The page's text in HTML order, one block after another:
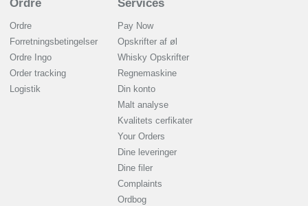
Ordre
Ordre
Forretningsbetingelser
Ordre Ingo
Order tracking
Logistik
Services
Pay Now
Opskrifter af øl
Whisky Opskrifter
Regnemaskine
Din konto
Malt analyse
Kvalitets cerfikater
Your Orders
Dine leveringer
Dine filer
Complaints
Ordbog